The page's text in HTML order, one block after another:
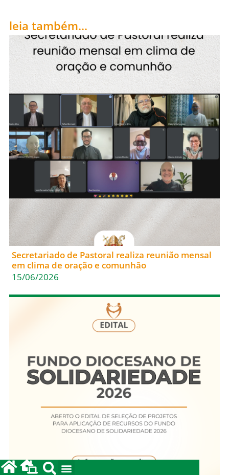
leia também...
Secretariado de Pastoral realiza reunião mensal
em clima de oração e comunhão
15/06/2026